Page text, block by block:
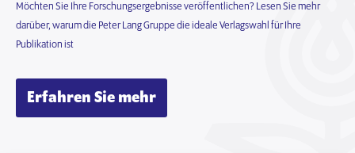
Möchten Sie Ihre Forschungsergebnisse veröffentlichen? Lesen Sie mehr
darüber, warum die Peter Lang Gruppe die ideale Verlagswahl für Ihre
Publikation ist
Erfahren Sie mehr